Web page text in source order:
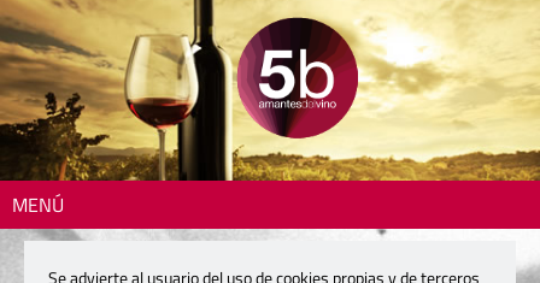
MENÚ
Se advierte al usuario del uso de cookies propias y de terceros